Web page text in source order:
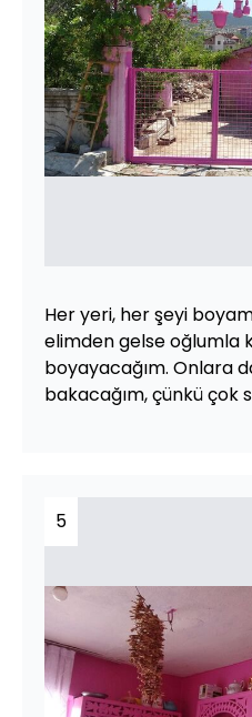
Her yeri, her şeyi
elimden gelse oğlumla
boyayacağım. Onlara
bakacağım, çünkü çok
5